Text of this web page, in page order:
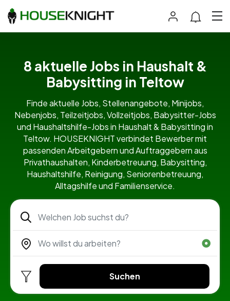
8 aktuelle Jobs in Haushalt &
Babysitting in Teltow
Finde aktuelle Jobs, Stellenangebote, Minijobs,
Nebenjobs, Teilzeitjobs, Vollzeitjobs, Babysitter-Jobs
und Haushaltshilfe-Jobs in Haushalt & Babysitting in
Teltow. HOUSEKNIGHT verbindet Bewerber mit
passenden Arbeitgebern und Auftraggebern aus
Privathaushalten, Kinderbetreuung, Babysitting,
Haushaltshilfe, Reinigung, Seniorenbetreuung,
Alltagshilfe und Familienservice.
Suchen